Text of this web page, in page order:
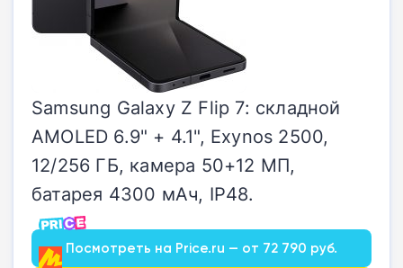
Samsung Galaxy Z Flip 7: складной
AMOLED 6.9" + 4.1", Exynos 2500,
12/256 ГБ, камера 50+12 МП,
батарея 4300 мАч, IP48.
Посмотреть на Price.ru — от 72 790 руб.